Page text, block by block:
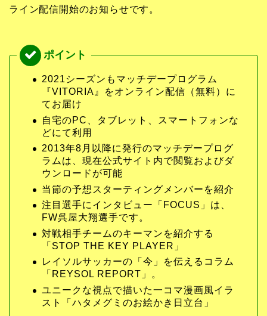
ライン配信開始のお知らせです。
2021シーズンもマッチデープログラム
『VITORIA』をオンライン配信（無料）に
てお届け
自宅のPC、タブレット、スマートフォンな
どにて利用
2013年8月以降に発行のマッチデープログ
ラムは、現在公式サイト内で閲覧およびダ
ウンロードが可能
当節の予想スターティングメンバーを紹介
注目選手にインタビュー「FOCUS」は、
FW呉屋大翔選手です。
対戦相手チームのキーマンを紹介する
「STOP THE KEY PLAYER」
レイソルサッカーの「今」を伝えるコラム
「REYSOL REPORT」。
ユニークな視点で描いた一コマ漫画風イラ
スト「ハタメグミのお絵かき日立台」